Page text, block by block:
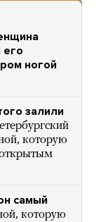
его
ногой
залили
которую
открытым
самый
которую